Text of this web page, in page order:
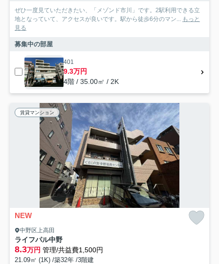
ぜひ一度見ていただきたい、「メゾンド市川」です。2駅利用できる立
地となっていて、アクセスが良いです。駅から徒歩6分のマン...
もっと
見る
募集中の部屋
401
9.3万円
4階 / 35.00㎡ / 2K
賃貸マンション
NEW
中野区上高田
ライフパル中野
8.3万円 管理/共益費1,500円
21.09㎡ (1K) /築32年 /3階建